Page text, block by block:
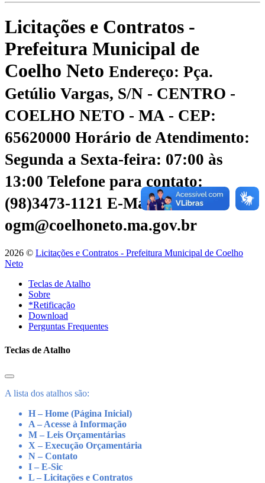
Licitações e Contratos -
Prefeitura Municipal de
Coelho Neto Endereço: Pça.
Getúlio Vargas, S/N - CENTRO -
COELHO NETO - MA - CEP:
65620000 Horário de Atendimento:
Segunda a Sexta-feira: 07:00 às
13:00 Telefone para contato:
(98)3473-1121 E-Mail:
ogm@coelhoneto.ma.gov.br
2026 © Licitações e Contratos - Prefeitura Municipal de Coelho
Neto
Teclas de Atalho
Sobre
*Retificação
Download
Perguntas Frequentes
Teclas de Atalho
A lista dos atalhos são:
H – Home (Página Inicial)
A – Acesse à Informação
M – Leis Orçamentárias
X – Execução Orçamentária
N – Contato
I – E-Sic
L – Licitações e Contratos